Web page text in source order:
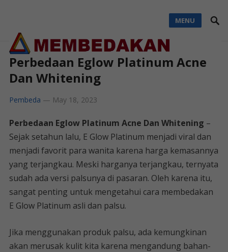
MENU
Perbedaan Eglow Platinum Acne
Dan Whitening
Pembeda — May 18, 2023
Perbedaan Eglow Platinum Acne Dan Whitening –
Sejak setahun lalu, E Glow Platinum menjadi viral dan
menjadi favorit para wanita karena harga kemasannya
yang terjangkau. Meski harganya terjangkau, ternyata
sudah ada versi palsunya di pasaran. Oleh karena itu,
sangat penting untuk mengetahui cara membedakan
E Glow Platinum asli dan palsu.
Jika menggunakan produk palsu, ada kemungkinan
akan merusak kulit kita karena mengandung bahan-